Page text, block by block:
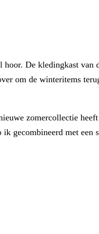
De kledingkast
om de winteritems
zomercollectie
gecombineerd met